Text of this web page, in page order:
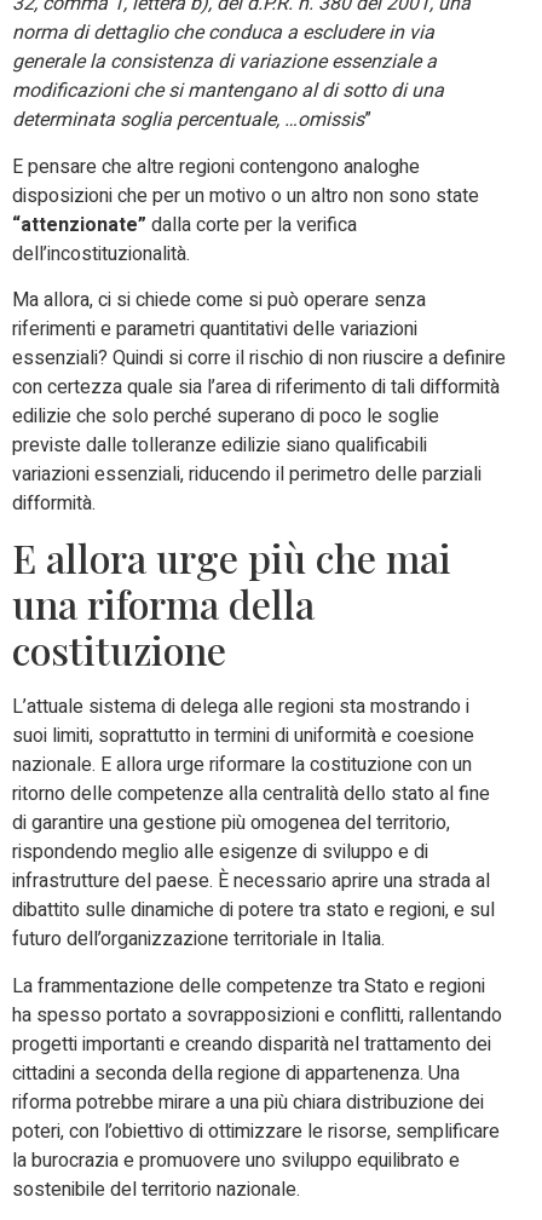
norma di dettaglio che conduca a escludere in via
generale la consistenza di variazione essenziale a
modificazioni che si mantengano al di sotto di una
determinata soglia percentuale, …omissis”
E pensare che altre regioni contengono analoghe
disposizioni che per un motivo o un altro non sono state
“attenzionate” dalla corte per la verifica
dell’incostituzionalità.
Ma allora, ci si chiede come si può operare senza
riferimenti e parametri quantitativi delle variazioni
essenziali? Quindi si corre il rischio di non riuscire a definire
con certezza quale sia l’area di riferimento di tali difformità
edilizie che solo perché superano di poco le soglie
previste dalle tolleranze edilizie siano qualificabili
variazioni essenziali, riducendo il perimetro delle parziali
difformità.
E allora urge più che mai
una riforma della
costituzione
L’attuale sistema di delega alle regioni sta mostrando i
suoi limiti, soprattutto in termini di uniformità e coesione
nazionale. E allora urge riformare la costituzione con un
ritorno delle competenze alla centralità dello stato al fine
di garantire una gestione più omogenea del territorio,
rispondendo meglio alle esigenze di sviluppo e di
infrastrutture del paese. È necessario aprire una strada al
dibattito sulle dinamiche di potere tra stato e regioni, e sul
futuro dell’organizzazione territoriale in Italia.
La frammentazione delle competenze tra Stato e regioni
ha spesso portato a sovrapposizioni e conflitti, rallentando
progetti importanti e creando disparità nel trattamento dei
cittadini a seconda della regione di appartenenza. Una
riforma potrebbe mirare a una più chiara distribuzione dei
poteri, con l’obiettivo di ottimizzare le risorse, semplificare
la burocrazia e promuovere uno sviluppo equilibrato e
sostenibile del territorio nazionale.